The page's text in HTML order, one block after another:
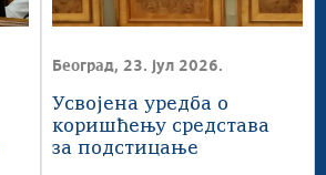
Београд, 23. јул 2026.
Усвојена уредба о
коришћењу средстава
за подстицање